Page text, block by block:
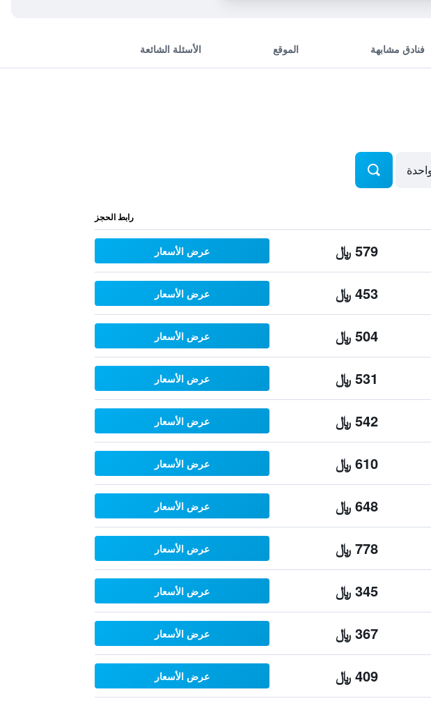
فنادق مشابهة الموقع الأسئلة الشائعة
رابط الحجز
579 ﷼ عرض الأسعار
453 ﷼ عرض الأسعار
504 ﷼ عرض الأسعار
531 ﷼ عرض الأسعار
542 ﷼ عرض الأسعار
610 ﷼ عرض الأسعار
648 ﷼ عرض الأسعار
778 ﷼ عرض الأسعار
345 ﷼ عرض الأسعار
367 ﷼ عرض الأسعار
409 ﷼ عرض الأسعار